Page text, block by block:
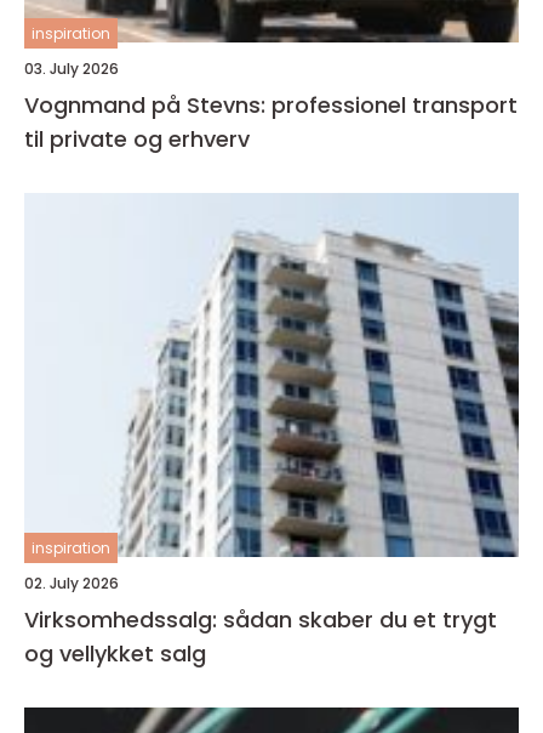
inspiration
03. July 2026
Vognmand på Stevns: professionel transport
til private og erhverv
inspiration
02. July 2026
Virksomhedssalg: sådan skaber du et trygt
og vellykket salg